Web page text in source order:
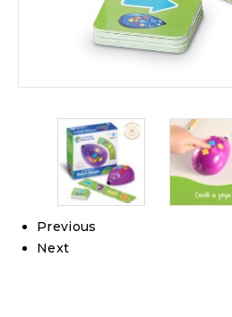
Previous
Next